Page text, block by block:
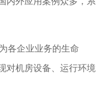
各企业业务的生命
对机房设备、运行环境